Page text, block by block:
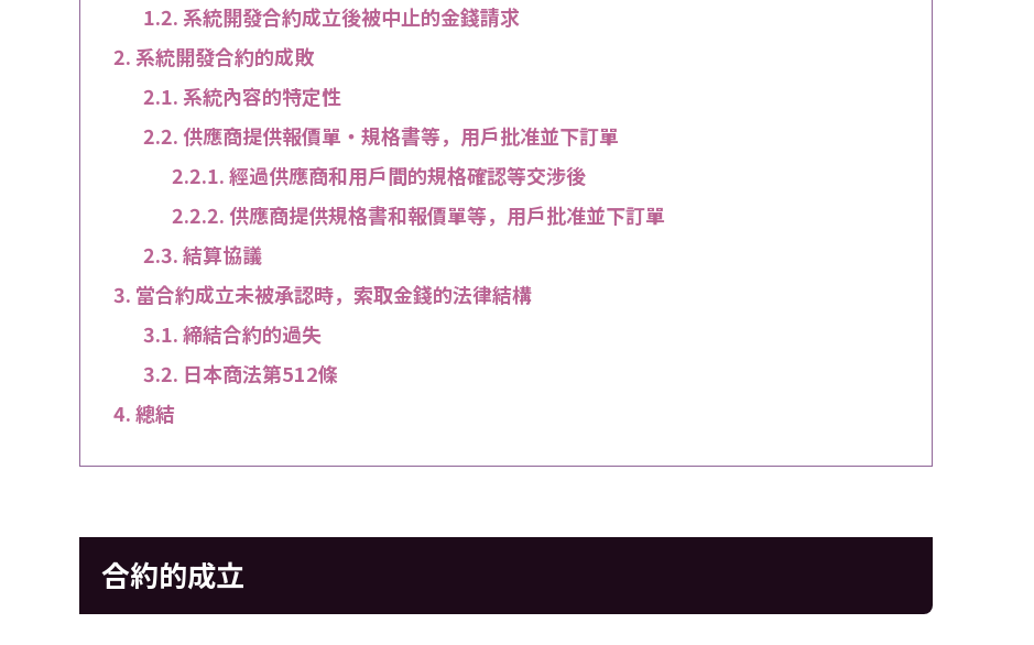
系統開發合約成立後被中止的金錢請求
系統開發合約的成敗
系統內容的特定性
供應商提供報價單・規格書等，用戶批准並下訂單
經過供應商和用戶間的規格確認等交涉後
供應商提供規格書和報價單等，用戶批准並下訂單
結算協議
當合約成立未被承認時，索取金錢的法律結構
締結合約的過失
日本商法第512條
總結
合約的成立